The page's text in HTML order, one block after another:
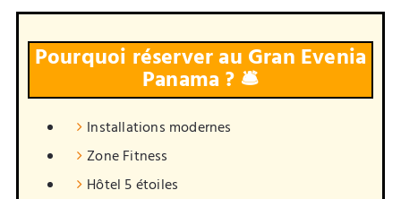
Pourquoi réserver au Gran Evenia
Panama ? 🛎️
Installations modernes
Zone Fitness
Hôtel 5 étoiles